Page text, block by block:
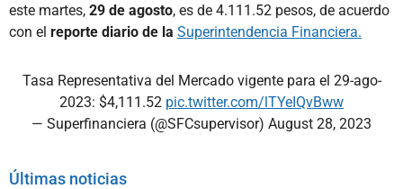
este martes, 29 de agosto, es de 4.111.52 pesos, de acuerdo
con el reporte diario de la Superintendencia Financiera.
Tasa Representativa del Mercado vigente para el 29-ago-
2023: $4,111.52 pic.twitter.com/lTYeIQvBww
— Superfinanciera (@SFCsupervisor) August 28, 2023
Últimas noticias